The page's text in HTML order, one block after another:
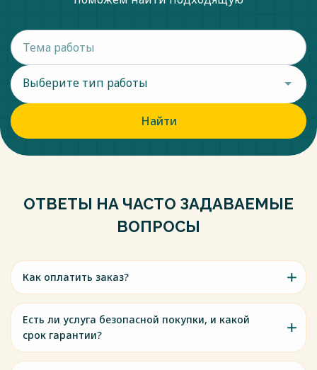
Выберите тип работы
Найти
ОТВЕТЫ НА ЧАСТО ЗАДАВАЕМЫЕ
ВОПРОСЫ
Как оплатить заказ?
Есть ли услуга безопасной покупки, и какой
срок гарантии?